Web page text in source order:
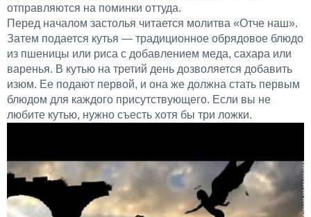
отправляются на поминки оттуда.
Перед началом застолья читается молитва «Отче наш».
Затем подается кутья — традиционное обрядовое блюдо
из пшеницы или риса с добавлением меда, сахара или
варенья. В кутью на третий день дозволяется добавить
изюм. Ее подают первой, и она же должна стать первым
блюдом для каждого присутствующего. Если вы не
любите кутью, нужно съесть хотя бы три ложки.